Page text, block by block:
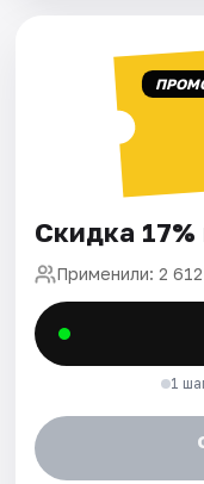
Скидка
Применили: 2
1